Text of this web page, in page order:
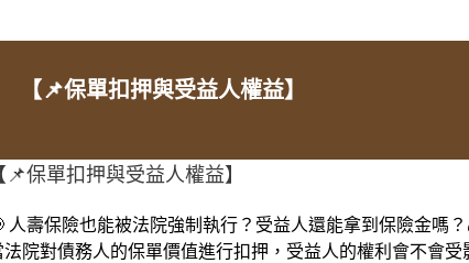
【📌保單扣押與受益人權益】
📌保單扣押與受益人權益】
人壽保險也能被法院強制執行？受益人還能拿到保險金嗎
法院對債務人的保單價值進行扣押，受益人的權利會不會